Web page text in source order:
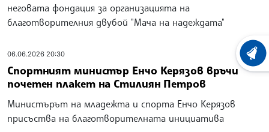
неговата фондация за организацията на
благотворителния двубой "Мача на надеждата"
06.06.2026 20:30
Спортният министър Енчо Керязов връчи
почетен плакет на Стилиян Петров
Министърът на младежта и спорта Енчо Керязов
присъства на благотворителната инициатива